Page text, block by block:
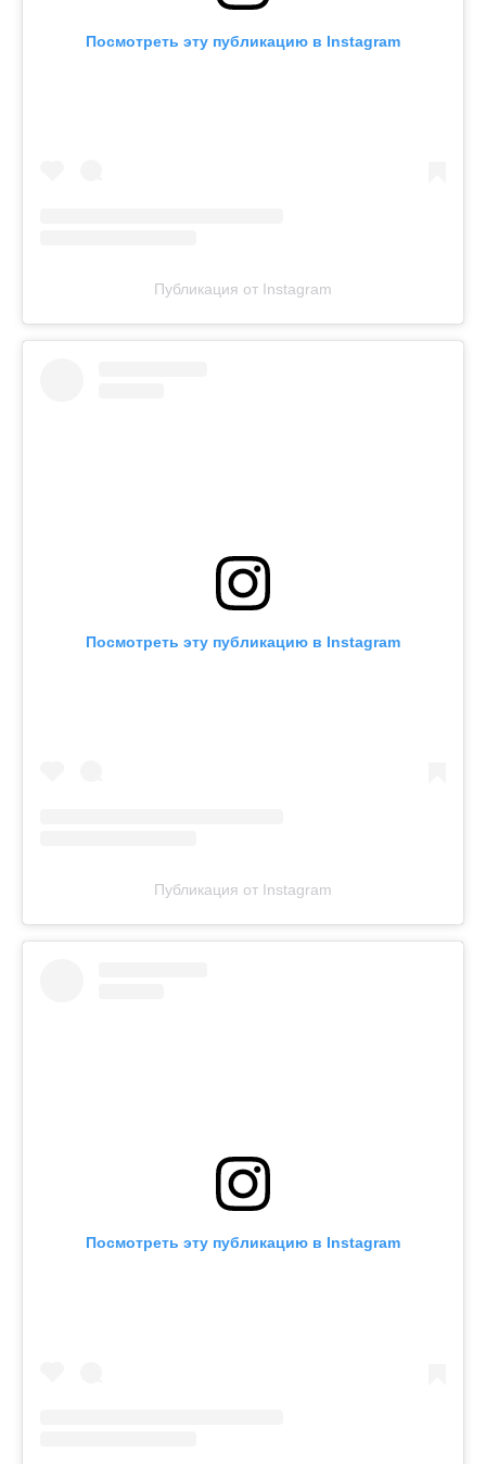
Посмотреть эту публикацию в Instagram
Публикация от Instagram
Посмотреть эту публикацию в Instagram
Публикация от Instagram
Посмотреть эту публикацию в Instagram